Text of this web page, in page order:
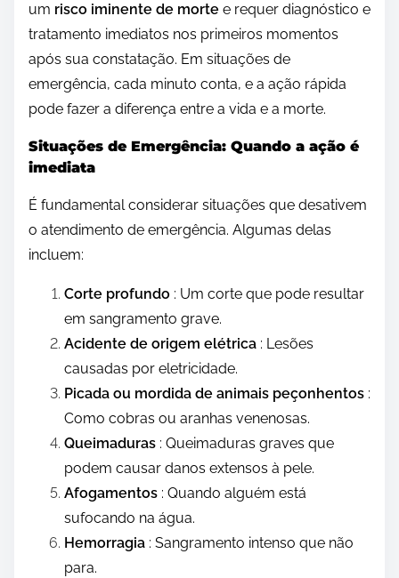
um risco iminente de morte e requer diagnóstico e
tratamento imediatos nos primeiros momentos
após sua constatação. Em situações de
emergência, cada minuto conta, e a ação rápida
pode fazer a diferença entre a vida e a morte.
Situações de Emergência: Quando a ação é
imediata
É fundamental considerar situações que desativem
o atendimento de emergência. Algumas delas
incluem:
Corte profundo : Um corte que pode resultar
em sangramento grave.
Acidente de origem elétrica : Lesões
causadas por eletricidade.
Picada ou mordida de animais peçonhentos :
Como cobras ou aranhas venenosas.
Queimaduras : Queimaduras graves que
podem causar danos extensos à pele.
Afogamentos : Quando alguém está
sufocando na água.
Hemorragia : Sangramento intenso que não
para.